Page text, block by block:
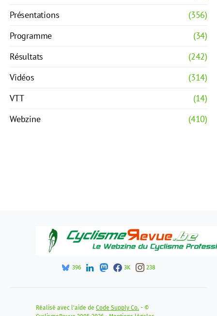
Présentations
(356)
Programme
(34)
Résultats
(242)
Vidéos
(314)
VTT
(14)
Webzine
(410)
396 3K 238
Réalisé avec l'aide de Code Supply Co. - ©